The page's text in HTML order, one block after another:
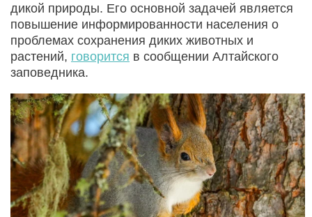
дикой природы. Его основной задачей является
повышение информированности населения о
проблемах сохранения диких животных и
растений, говорится в сообщении Алтайского
заповедника.